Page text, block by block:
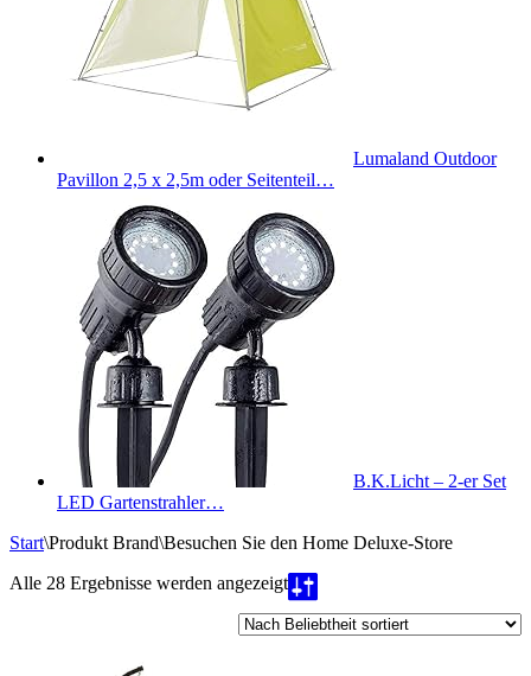
Lumaland Outdoor
Pavillon 2,5 x 2,5m oder Seitenteil…
B.K.Licht – 2-er Set
LED Gartenstrahler…
Start\Produkt Brand\Besuchen Sie den Home Deluxe-Store
Alle 28 Ergebnisse werden angezeigtNach
Beliebtheit
sortiert